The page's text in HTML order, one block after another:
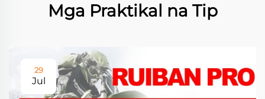
Mga Praktikal na Tip
29
Jul